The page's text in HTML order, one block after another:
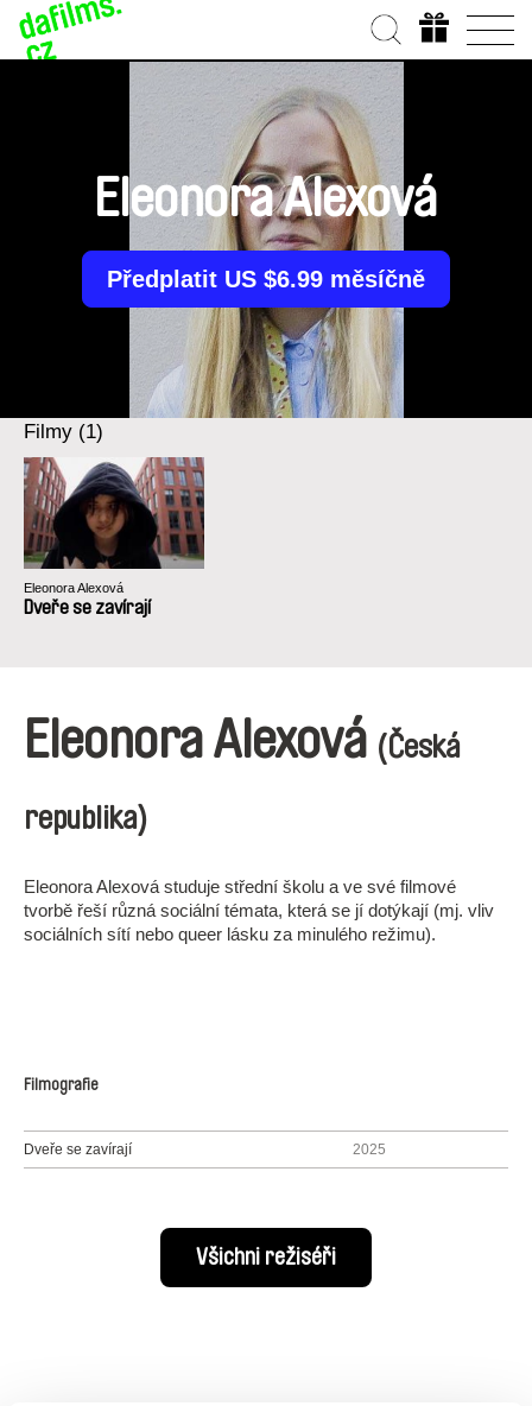
Eleonora Alexová
Předplatit US $6.99 měsíčně
Filmy (1)
Eleonora Alexová
Dveře se zavírají
Eleonora Alexová (Česká
republika)
Eleonora Alexová studuje střední školu a ve své filmové
tvorbě řeší různá sociální témata, která se jí dotýkají (mj. vliv
sociálních sítí nebo queer lásku za minulého režimu).
Filmografie
Dveře se zavírají 2025
Všichni režiséři